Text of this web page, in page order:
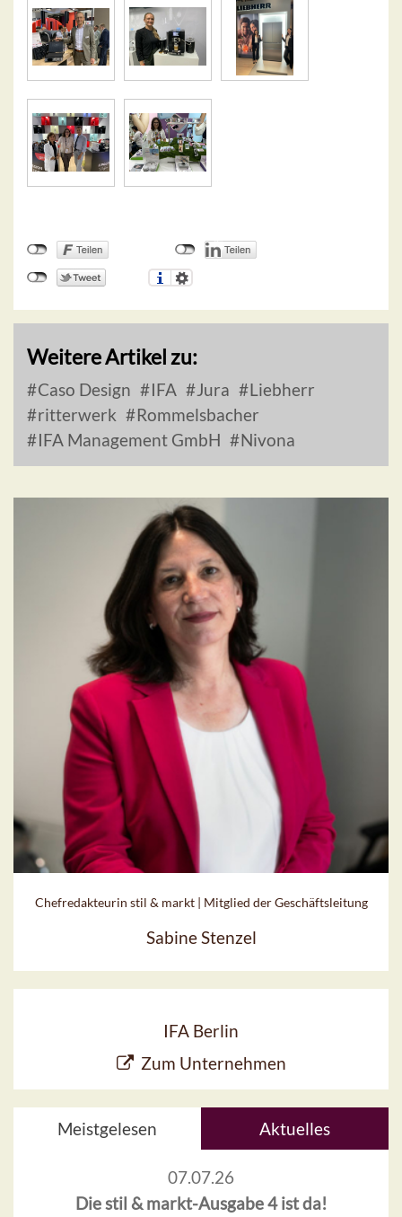
Weitere Artikel zu:
Caso Design IFA Jura
Liebherr
ritterwerk
Rommelsbacher
IFA Management GmbH
Nivona
Chefredakteurin stil & markt | Mitglied der Geschäftsleitung
Sabine Stenzel
IFA Berlin
Zum Unternehmen
Meistgelesen Aktuelles
07.07.26
Die stil & markt-Ausgabe 4 ist da!